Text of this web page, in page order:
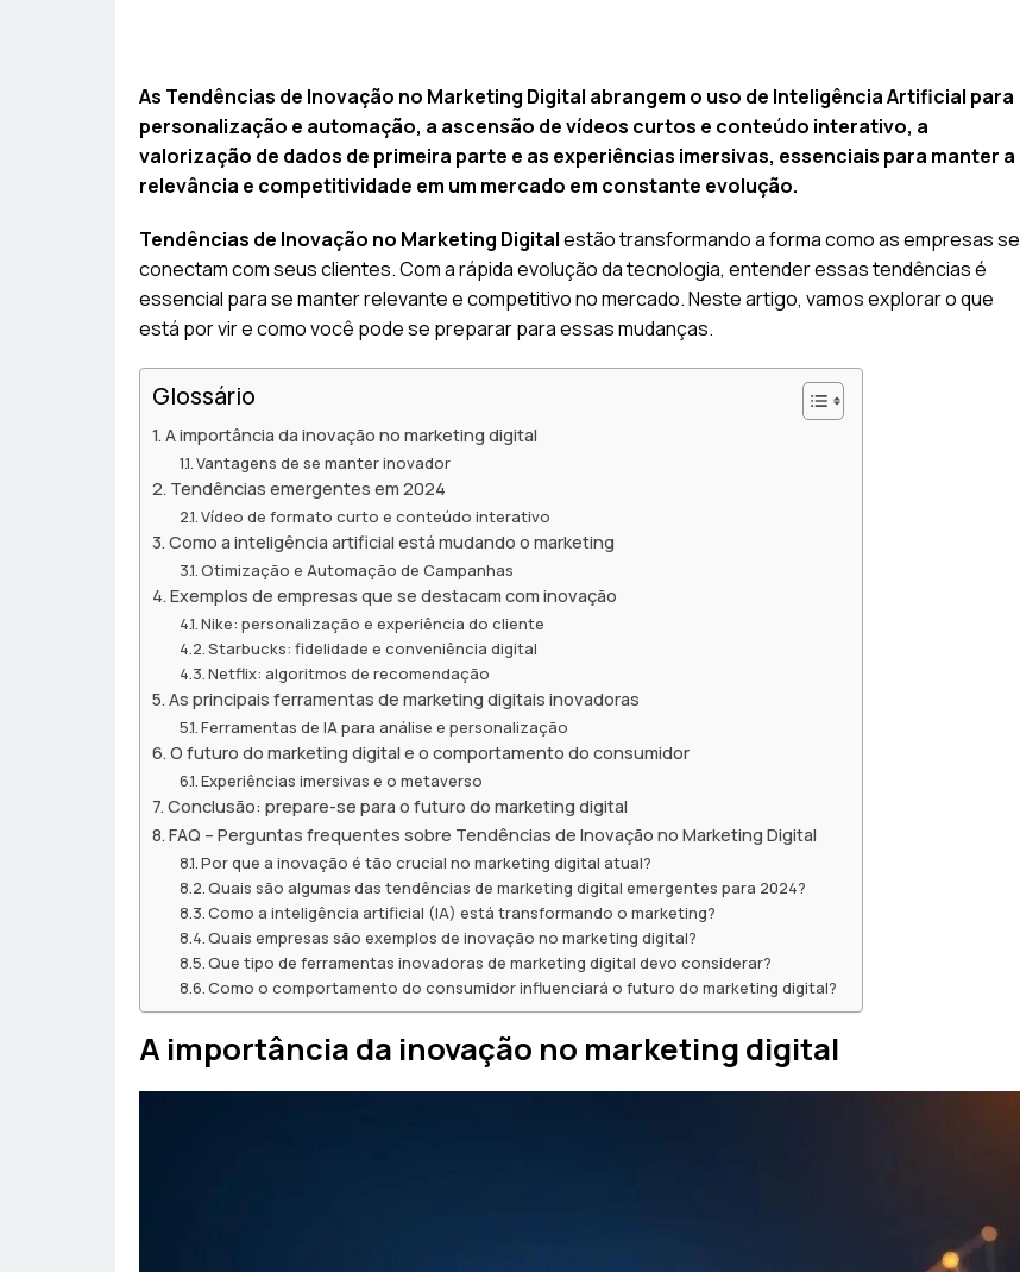
As Tendências de Inovação no Marketing Digital abrangem o uso de Inteligência Artificial para
personalização e automação, a ascensão de vídeos curtos e conteúdo interativo, a
valorização de dados de primeira parte e as experiências imersivas, essenciais para manter a
relevância e competitividade em um mercado em constante evolução.
Tendências de Inovação no Marketing Digitalestão transformando a forma como as empresas se
conectam com seus clientes. Com a rápida evolução da tecnologia, entender essas tendências é
essencial para se manter relevante e competitivo no mercado. Neste artigo, vamos explorar o que
está por vir e como você pode se preparar para essas mudanças.
Glossário
A importância da inovação no marketing digital
Vantagens de se manter inovador
Tendências emergentes em 2024
Vídeo de formato curto e conteúdo interativo
Como a inteligência artificial está mudando o marketing
Otimização e Automação de Campanhas
Exemplos de empresas que se destacam com inovação
Nike: personalização e experiência do cliente
Starbucks: fidelidade e conveniência digital
Netflix: algoritmos de recomendação
As principais ferramentas de marketing digitais inovadoras
Ferramentas de IA para análise e personalização
O futuro do marketing digital e o comportamento do consumidor
Experiências imersivas e o metaverso
Conclusão: prepare-se para o futuro do marketing digital
FAQ – Perguntas frequentes sobre Tendências de Inovação no Marketing Digital
Por que a inovação é tão crucial no marketing digital atual?
Quais são algumas das tendências de marketing digital emergentes para 2024?
Como a inteligência artificial (IA) está transformando o marketing?
Quais empresas são exemplos de inovação no marketing digital?
Que tipo de ferramentas inovadoras de marketing digital devo considerar?
Como o comportamento do consumidor influenciará o futuro do marketing digital?
A importância da inovação no marketing digital